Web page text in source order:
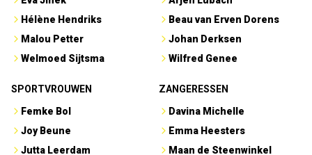
Hélène Hendriks
Malou Petter
Welmoed Sijtsma
Beau van Erven Dorens
Johan Derksen
Wilfred Genee
SPORTVROUWEN
Femke Bol
Joy Beune
Jutta Leerdam
ZANGERESSEN
Davina Michelle
Emma Heesters
Maan de Steenwinkel